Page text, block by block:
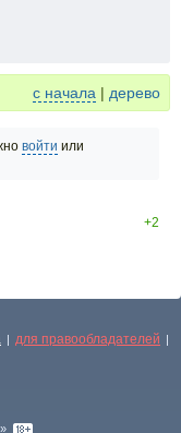
с начала | дерево
войти или
+2
| для правообладателей |
»